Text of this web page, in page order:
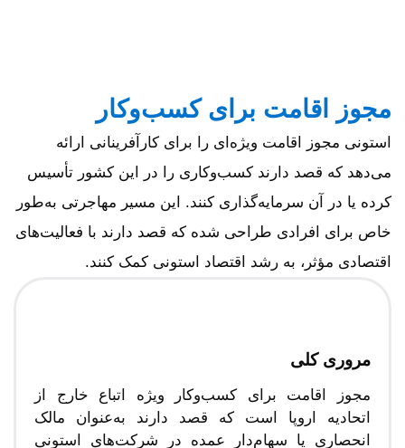
مجوز اقامت برای کسب‌وکار
استونی مجوز اقامت ویژه‌ای را برای کارآفرینانی ارائه
می‌دهد که قصد دارند کسب‌وکاری را در این کشور تأسیس
کرده یا در آن سرمایه‌گذاری کنند. این مسیر مهاجرتی به‌طور
خاص برای افرادی طراحی شده که قصد دارند با فعالیت‌های
اقتصادی مؤثر، به رشد اقتصاد استونی کمک کنند.
مروری کلی
مجوز اقامت برای کسب‌وکار ویژه اتباع خارج از
اتحادیه اروپا است که قصد دارند به‌عنوان مالک
انحصاری یا سهام‌دار عمده در شرکت‌های استونی